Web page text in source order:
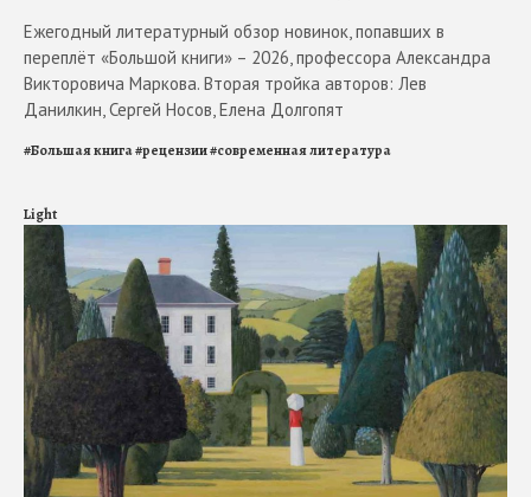
Ежегодный литературный обзор новинок, попавших в
переплёт «Большой книги» – 2026, профессора Александра
Викторовича Маркова. Вторая тройка авторов: Лев
Данилкин, Сергей Носов, Елена Долгопят
#Большая книга#рецензии#современная литература
Light